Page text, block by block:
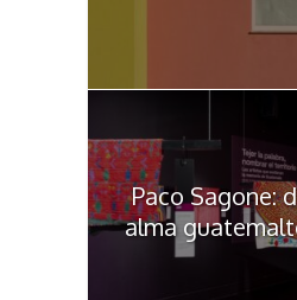
Paco Sagone:
alma